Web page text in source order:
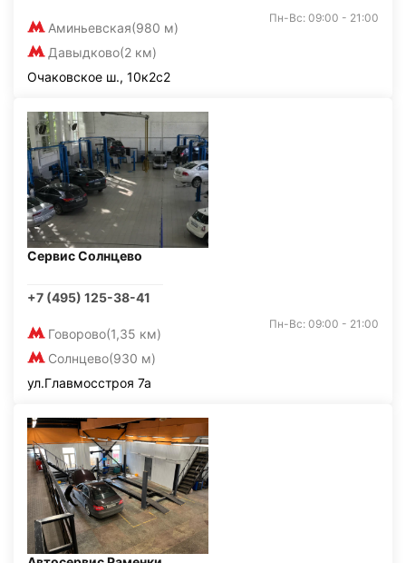
Аминьевская(980 м)
Давыдково(2 км)
Пн-Вс: 09:00 - 21:00
Очаковское ш., 10к2с2
Сервис Солнцево
+7 (495) 125-38-41
Говорово(1,35 км)
Солнцево(930 м)
Пн-Вс: 09:00 - 21:00
ул.Главмосстроя 7а